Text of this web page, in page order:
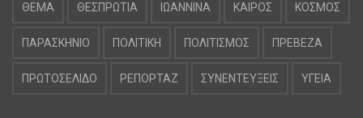
ΘΕΜΑ ΘΕΣΠΡΩΤΙΑ ΙΩΑΝΝΙΝΑ ΚΑΙΡΟΣ ΚΟΣΜΟΣ
ΠΑΡΑΣΚΗΝΙΟ ΠΟΛΙΤΙΚΗ ΠΟΛΙΤΙΣΜΟΣ ΠΡΕΒΕΖΑ
ΠΡΩΤΟΣΕΛΙΔΟ ΡΕΠΟΡΤΑΖ ΣΥΝΕΝΤΕΥΞΕΙΣ ΥΓΕΙΑ